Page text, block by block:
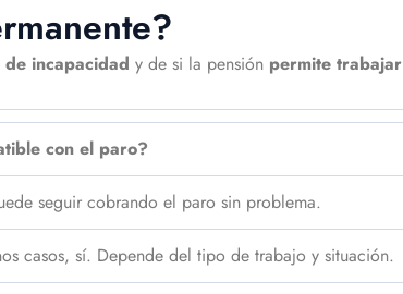
incapacidad y de si la pensión permite trabajar
con el paro?
seguir cobrando el paro sin problema.
casos, sí. Depende del tipo de trabajo y situación.